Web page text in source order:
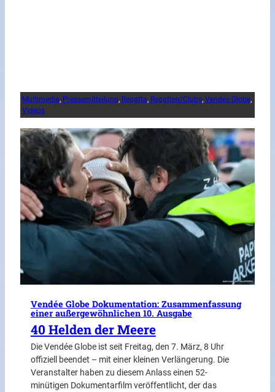
Multimedia, Pressemitteilung, Regatta, Regatten/Clubs, Vendée Globe
Videos
Vendée Globe Dokumentation: Zusammenfassung
einer außergewöhnlichen 10. Ausgabe
40 Helden der Meere
Die Vendée Globe ist seit Freitag, den 7. März, 8 Uhr
offiziell beendet – mit einer kleinen Verlängerung. Die
Veranstalter haben zu diesem Anlass einen 52-
minütigen Dokumentarfilm veröffentlicht, der das